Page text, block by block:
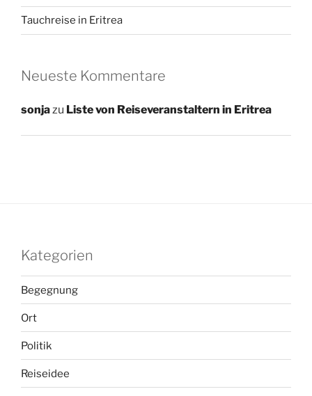
Tauchreise in Eritrea
Neueste Kommentare
sonjazu Liste von Reiseveranstaltern in Eritrea
Kategorien
Begegnung
Ort
Politik
Reiseidee